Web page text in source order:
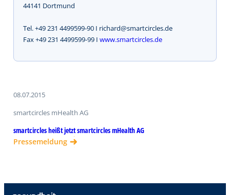
44141 Dortmund
Tel. +49 231 4499599-90 I richard@smartcircles.de
Fax +49 231 4499599-99 I www.smartcircles.de
08.07.2015
smartcircles mHealth AG
smartcircles heißt jetzt smartcircles mHealth AG
Pressemeldung